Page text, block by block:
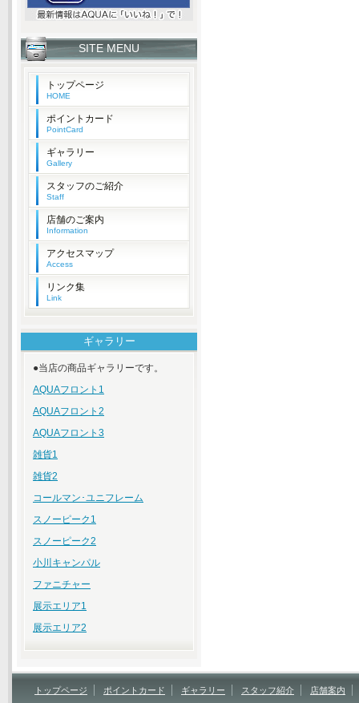
SITE MENU
トップページ
HOME
ポイントカード
PointCard
ギャラリー
Gallery
スタッフのご紹介
Staff
店舗のご案内
Information
アクセスマップ
Access
リンク集
Link
ギャラリー
●当店の商品ギャラリーです。
AQUAフロント1
AQUAフロント2
AQUAフロント3
雑貨1
雑貨2
コールマン･ユニフレーム
スノーピーク1
スノーピーク2
小川キャンパル
ファニチャー
展示エリア1
展示エリア2
トップページ ポイントカード ギャラリー スタッフ紹介
店舗案内